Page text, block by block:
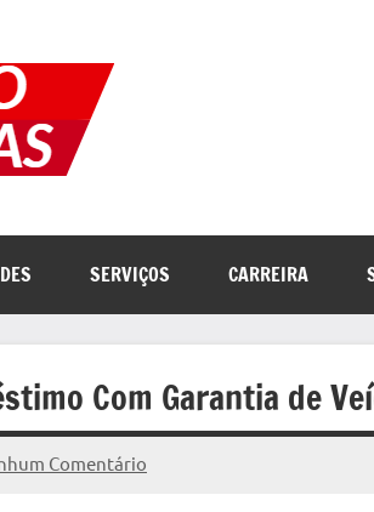
de
Notícias
internet
SERVIÇOS CARREIRA
Com Garantia de
Comentário